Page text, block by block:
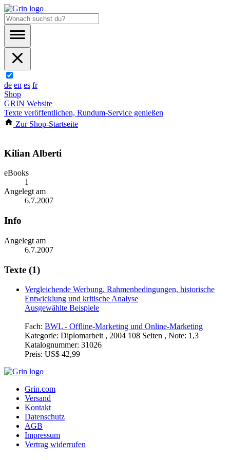
de en es fr
Shop
GRIN Website
Texte veröffentlichen, Rundum-Service genießen
Zur Shop-Startseite
Kilian Alberti
eBooks
1
Angelegt am
6.7.2007
Info
Angelegt am
6.7.2007
Texte (1)
Vergleichende Werbung. Rahmenbedingungen, historische
Entwicklung und kritische Analyse
Ausgewählte Beispiele
Fach:BWL - Offline-Marketing und Online-Marketing
Kategorie:Diplomarbeit , 2004 108 Seiten , Note: 1,3
Katalognummer:
Grin.com
Versand
Kontakt
Datenschutz
AGB
Impressum